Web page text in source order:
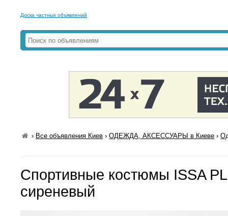
Доска частных объявлений
› Все объявления Киев ›ОДЕЖДА, АКСЕССУАРЫ в Киеве ›
Спортивные костюмы ISSA
сиреневый